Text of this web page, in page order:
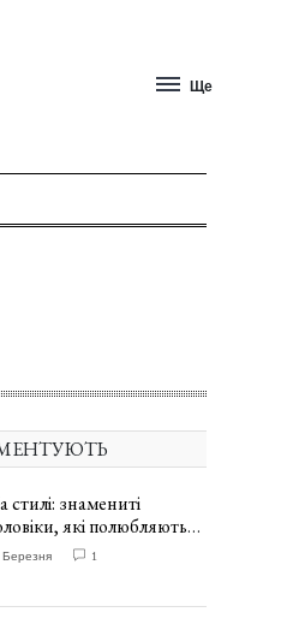
Ще
стилі: знамениті
які полюбляють
сукні. ФОТО
Березня 1